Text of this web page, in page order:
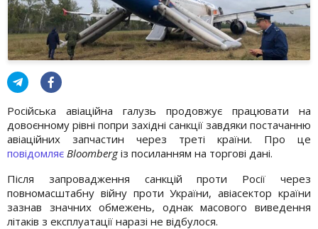
Російська авіаційна галузь продовжує працювати на
довоєнному рівні попри західні санкції завдяки постачанню
авіаційних запчастин через треті країни. Про це
повідомляє Bloombergіз посиланням на торгові дані.
Після запровадження санкцій проти Росії через
повномасштабну війну проти України, авіасектор країни
зазнав значних обмежень, однак масового виведення
літаків з експлуатації наразі не відбулося.